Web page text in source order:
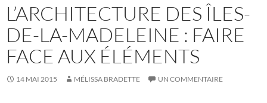
L’ARCHITECTURE DES ÎLES-
DE-LA-MADELEINE : FAIRE
FACE AUX ÉLÉMENTS
14 MAI 2015 MÉLISSA BRADETTE UN COMMENTAIRE